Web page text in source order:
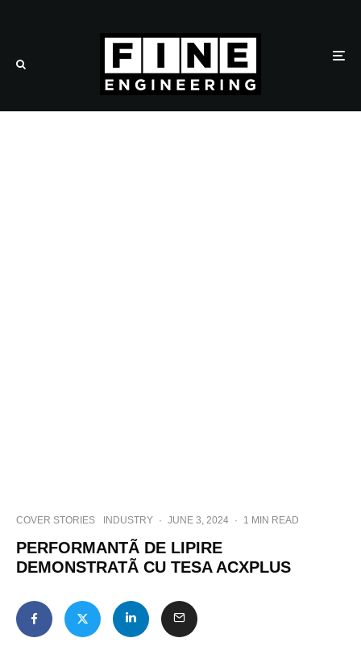
COVER STORIES INDUSTRY · JUNE 3, 2024 · 1 MIN READ
PERFORMANTÃ DE LIPIRE
DEMONSTRATÃ CU TESA ACXPLUS